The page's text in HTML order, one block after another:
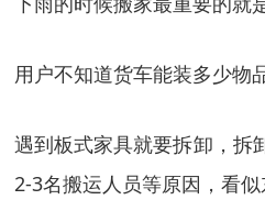
用户不知道货车能装多少物品
遇到板式家具就要拆卸，拆
2-3名搬运人员等原因，看似